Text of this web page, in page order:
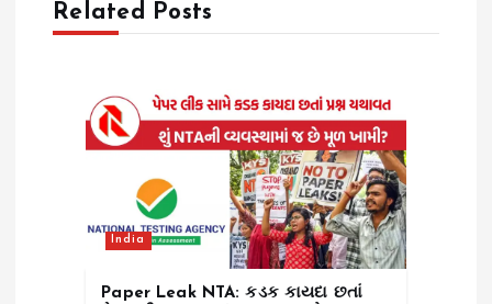
Related Posts
India
Paper Leak NTA: કડક કાયદા છતાં